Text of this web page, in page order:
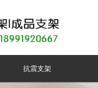
抗震支架